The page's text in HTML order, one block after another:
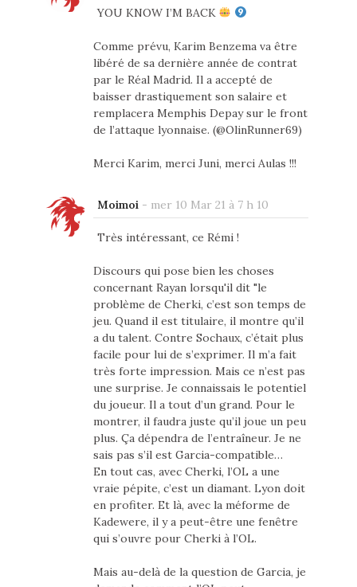
YOU KNOW I’M BACK
Comme prévu, Karim Benzema va être
libéré de sa dernière année de contrat
par le Réal Madrid. Il a accepté de
baisser drastiquement son salaire et
remplacera Memphis Depay sur le front
de l’attaque lyonnaise. (@OlinRunner69)
Merci Karim, merci Juni, merci Aulas !!!
Moimoi- mer 10 Mar 21 à 7 h 10
Très intéressant, ce Rémi !
Discours qui pose bien les choses
concernant Rayan lorsqu'il dit "le
problème de Cherki, c’est son temps de
jeu. Quand il est titulaire, il montre qu’il
a du talent. Contre Sochaux, c’était plus
facile pour lui de s’exprimer. Il m’a fait
très forte impression. Mais ce n’est pas
une surprise. Je connaissais le potentiel
du joueur. Il a tout d’un grand. Pour le
montrer, il faudra juste qu’il joue un peu
plus. Ça dépendra de l’entraîneur. Je ne
sais pas s’il est Garcia-compatible…
En tout cas, avec Cherki, l’OL a une
vraie pépite, c’est un diamant. Lyon doit
en profiter. Et là, avec la méforme de
Kadewere, il y a peut-être une fenêtre
qui s’ouvre pour Cherki à l’OL.
Mais au-delà de la question de Garcia, je